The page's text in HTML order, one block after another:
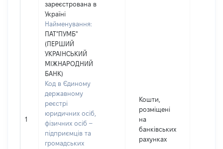
1
зареєстрована в
Україні
Найменування:
ПАТ"ПУМБ"
(ПЕРШИЙ
УКРАІНСЬКИЙ
МІЖНАРОДНИЙ
БАНК)
Код в Єдиному
державному
реєстрі
юридичних осіб,
фізичних осіб –
підприємців та
громадських
Кошти,
розміщені
на
банківських
рахунках